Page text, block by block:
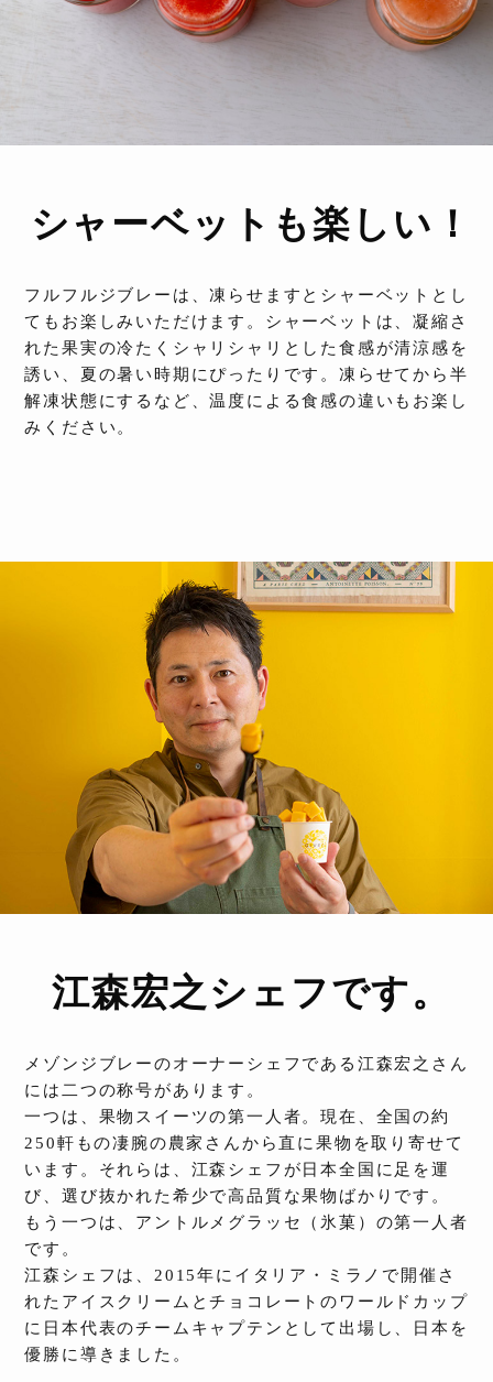
シャーベットも楽しい！
フルフルジブレーは、凍らせますとシャーベットとし
てもお楽しみいただけます。シャーベットは、凝縮さ
れた果実の冷たくシャリシャリとした食感が清涼感を
誘い、夏の暑い時期にぴったりです。凍らせてから半
解凍状態にするなど、温度による食感の違いもお楽し
みください。
江森宏之シェフです。
メゾンジブレーのオーナーシェフである江森宏之さん
には二つの称号があります。
一つは、果物スイーツの第一人者。現在、全国の約
250軒もの凄腕の農家さんから直に果物を取り寄せて
います。それらは、江森シェフが日本全国に足を運
び、選び抜かれた希少で高品質な果物ばかりです。
もう一つは、アントルメグラッセ（氷菓）の第一人者
です。
江森シェフは、2015年にイタリア・ミラノで開催さ
れたアイスクリームとチョコレートのワールドカップ
に日本代表のチームキャプテンとして出場し、日本を
優勝に導きました。